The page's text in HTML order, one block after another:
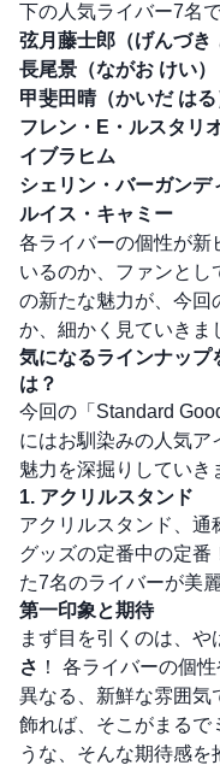
下の人気ライバー7名で
弦月藤士郎（げんづき
長尾景（ながお けい）
甲斐田晴（かいだ はる
フレン・E・ルスタリ
イブラヒム
シェリン・バーガンデ
ルイス・キャミー
各ライバーの個性が新
いるのか、ファンとし
の新たな魅力が、今回
か、細かく見ていきま
気になるラインナップ
は？
今回の「Standard
にはお馴染みの人気
魅力を深掘りしていき
1. アクリルスタンド
アクリルスタンド、通
グッズの定番中の定番
た7名のライバーが美
第一印象と期待
まず目を引くのは、や
さ ！ 各ライバーの個
異なる、新鮮な雰囲気
飾れば、そこがまるで
うな、そんな期待感を